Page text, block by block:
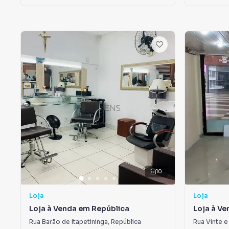
10
Loja
Loja à Venda em República
Rua Barão de Itapetininga, República
Loja
Loja à
Rua Vinte